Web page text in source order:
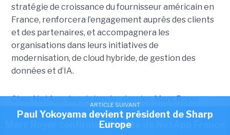
ARTICLE SUIVANT
Marc Royer confirmé à la tête de NetApp France
stratégie de croissance du fournisseur américain en
France, renforcera l’engagement auprès des clients
et des partenaires, et accompagnera les
organisations dans leurs initiatives de
modernisation, de cloud hybride, de gestion des
données et d’IA.
Chez NetApp depuis janvier dernier, Marc Royer
patientait en occupant le stratégique poste
de directeur commercial des comptes entreprises et
ARTICLE SUIVANT
Paul Yokoyama devient président de Sharp
Europe